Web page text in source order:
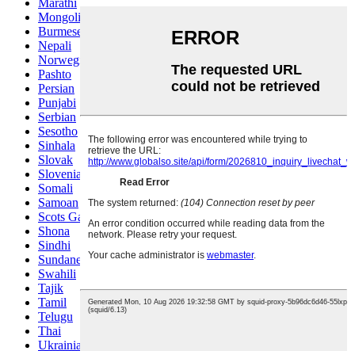
Marathi
Mongolian
Burmese
Nepali
Norwegian
Pashto
Persian
Punjabi
Serbian
Sesotho
Sinhala
Slovak
Slovenian
Somali
Samoan
Scots Gaelic
Shona
Sindhi
Sundanese
Swahili
Tajik
Tamil
Telugu
Thai
Ukrainian